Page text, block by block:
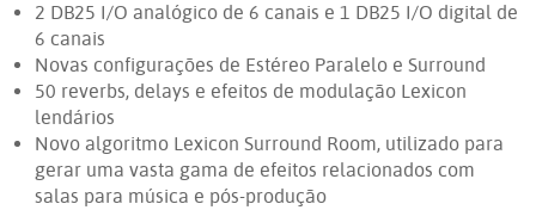
2 DB25 I/O analógico de 6 canais e 1 DB25 I/O digital de
6 canais
Novas configurações de Estéreo Paralelo e Surround
50 reverbs, delays e efeitos de modulação Lexicon
lendários
Novo algoritmo Lexicon Surround Room, utilizado para
gerar uma vasta gama de efeitos relacionados com
salas para música e pós-produção